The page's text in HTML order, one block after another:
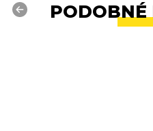
PODOBNÉ
Previous